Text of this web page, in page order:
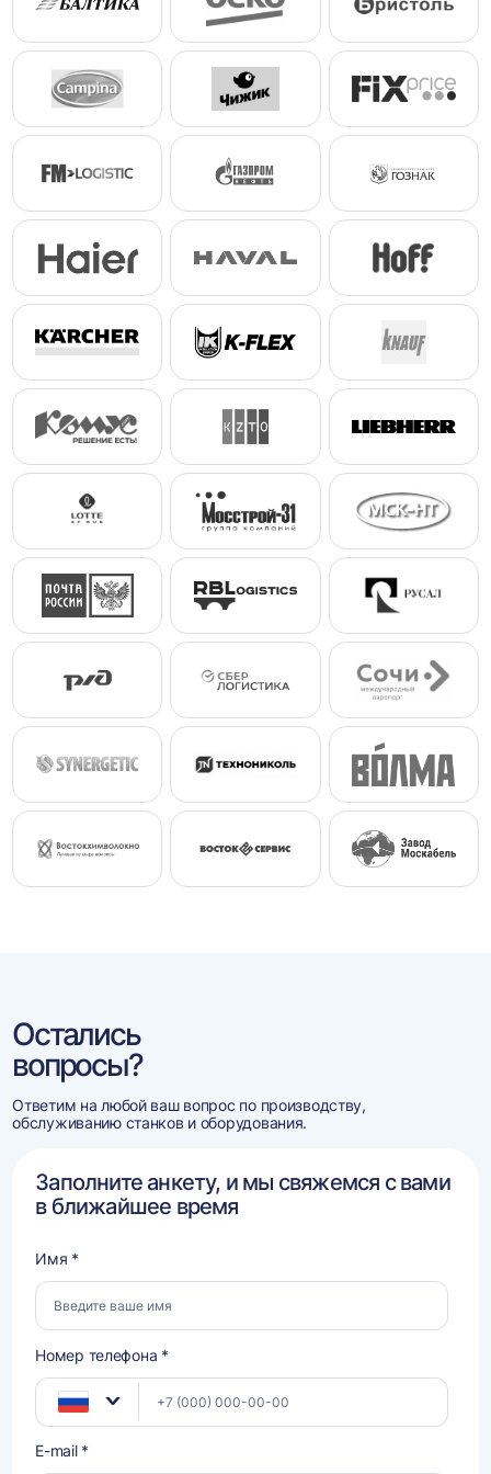
Остались
вопросы?
Ответим на любой ваш вопрос по производству,
обслуживанию станков и оборудования.
Заполните анкету, и мы свяжемся с вами
в ближайшее время
Имя *
Номер телефона *
E-mail *